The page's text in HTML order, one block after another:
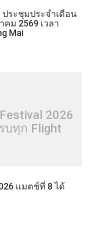
ระชุมประจำเดือน
ม 2569 เวลา
Mai
2026
ทุก Flight
แมตช์ที่ 8 ได้